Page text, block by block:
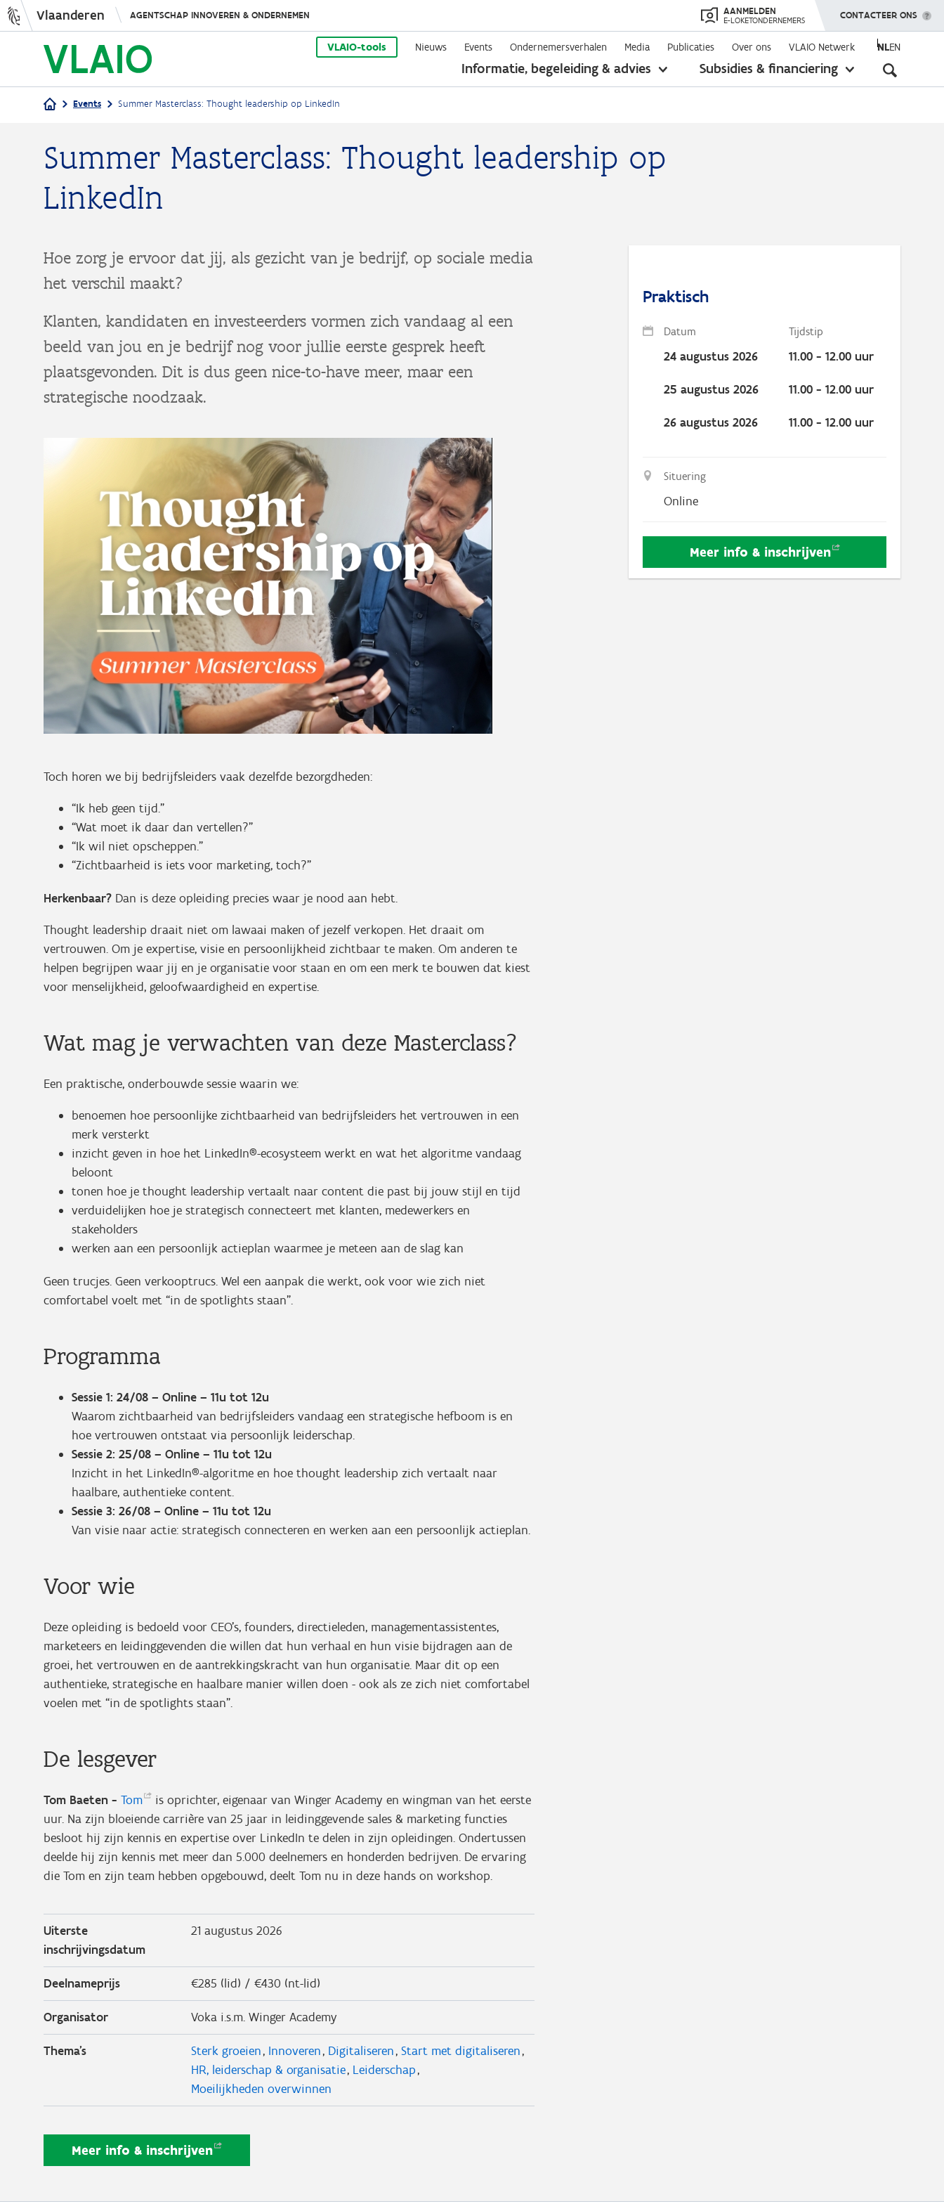
Overslaan
en
naar
de
Vlaanderen AGENTSCHAP INNOVEREN & ONDERNEMEN AANMELDEN
E-LOKETONDERNEMERS TOON MENU
CONTACTEER ONS
VLAIO-tools Nieuws Events Ondernemersverhalen Media Publicaties Over ons VLAIO Netwerk NLEN
Informatie, begeleiding & advies
toon
Subsidies & financiering
toon
Kruimelpad
Events Summer Masterclass: Thought leadership op LinkedIn
Summer Masterclass: Thought leadership op
LinkedIn
Hoe zorg je ervoor dat jij, als gezicht van je bedrijf, op sociale media
het verschil maakt?
Klanten, kandidaten en investeerders vormen zich vandaag al een
beeld van jou en je bedrijf nog voor jullie eerste gesprek heeft
plaatsgevonden. Dit is dus geen nice-to-have meer, maar een
strategische noodzaak.
Toch horen we bij bedrijfsleiders vaak dezelfde bezorgdheden:
“Ik heb geen tijd.”
“Wat moet ik daar dan vertellen?”
“Ik wil niet opscheppen.”
“Zichtbaarheid is iets voor marketing, toch?”
Herkenbaar? Dan is deze opleiding precies waar je nood aan hebt.
Thought leadership draait niet om lawaai maken of jezelf verkopen. Het draait om
vertrouwen. Om je expertise, visie en persoonlijkheid zichtbaar te maken. Om anderen te
helpen begrijpen waar jij en je organisatie voor staan en om een merk te bouwen dat kiest
voor menselijkheid, geloofwaardigheid en expertise.
Wat mag je verwachten van deze Masterclass?
Een praktische, onderbouwde sessie waarin we:
benoemen hoe persoonlijke zichtbaarheid van bedrijfsleiders het vertrouwen in een
merk versterkt
inzicht geven in hoe het LinkedIn®-ecosysteem werkt en wat het algoritme vandaag
beloont
tonen hoe je thought leadership vertaalt naar content die past bij jouw stijl en tijd
verduidelijken hoe je strategisch connecteert met klanten, medewerkers en
stakeholders
werken aan een persoonlijk actieplan waarmee je meteen aan de slag kan
Geen trucjes. Geen verkooptrucs. Wel een aanpak die werkt, ook voor wie zich niet
comfortabel voelt met “in de spotlights staan”.
Programma
Sessie 1: 24/08 – Online – 11u tot 12u
Waarom zichtbaarheid van bedrijfsleiders vandaag een strategische hefboom is en
hoe vertrouwen ontstaat via persoonlijk leiderschap.
Sessie 2: 25/08 – Online – 11u tot 12u
Inzicht in het LinkedIn®-algoritme en hoe thought leadership zich vertaalt naar
haalbare, authentieke content.
Sessie 3: 26/08 – Online – 11u tot 12u
Van visie naar actie: strategisch connecteren en werken aan een persoonlijk actieplan.
Voor wie
Deze opleiding is bedoeld voor CEO’s, founders, directieleden, managementassistentes,
marketeers en leidinggevenden die willen dat hun verhaal en hun visie bijdragen aan de
groei, het vertrouwen en de aantrekkingskracht van hun organisatie. Maar dit op een
authentieke, strategische en haalbare manier willen doen - ook als ze zich niet comfortabel
voelen met “in de spotlights staan”.
De lesgever
Tom Baeten - Tom
is oprichter, eigenaar van Winger Academy en wingman van het eerste
uur. Na zijn bloeiende carrière van 25 jaar in leidinggevende sales & marketing functies
besloot hij zijn kennis en expertise over LinkedIn te delen in zijn opleidingen. Ondertussen
deelde hij zijn kennis met meer dan 5.000 deelnemers en honderden bedrijven. De ervaring
die Tom en zijn team hebben opgebouwd, deelt Tom nu in deze hands on workshop.
Uiterste
inschrijvingsdatum
21 augustus 2026
Deelnameprijs €285 (lid) / €430 (nt-lid)
Organisator Voka i.s.m. Winger Academy
Thema's Sterk groeien Innoveren Digitaliseren Start met digitaliseren
HR, leiderschap & organisatie Leiderschap
Moeilijkheden overwinnen
Meer info & inschrijven
Praktisch
Datum Tijdstip
24 augustus 2026 11.00 - 12.00 uur
25 augustus 2026 11.00 - 12.00 uur
26 augustus 2026 11.00 - 12.00 uur
Situering
Online
Meer info & inschrijven